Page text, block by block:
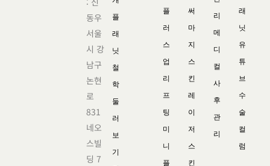
동우
서울
시 강
남구
논현
로
831
네오
스빌
딩 7
플
래
닛
철
학
둘
러
보
기
플
러
스
업
리
프
팅
미
니
플
써
마
지
스
킨
레
이
저
스
킨
리
메
디
컬
사
후
관
리
래
닛
유
튜
브
수
술
컬
럼